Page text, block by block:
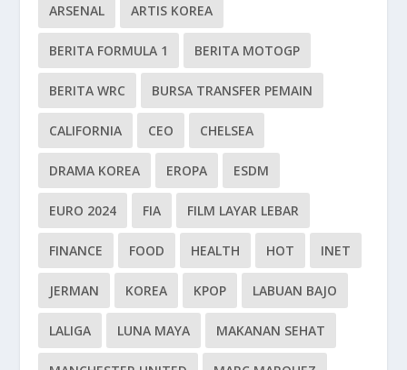
ARSENAL ARTIS KOREA
BERITA FORMULA 1 BERITA MOTOGP
BERITA WRC BURSA TRANSFER PEMAIN
CALIFORNIA CEO CHELSEA
DRAMA KOREA EROPA ESDM
EURO 2024 FIA FILM LAYAR LEBAR
FINANCE FOOD HEALTH HOT INET
JERMAN KOREA KPOP LABUAN BAJO
LALIGA LUNA MAYA MAKANAN SEHAT